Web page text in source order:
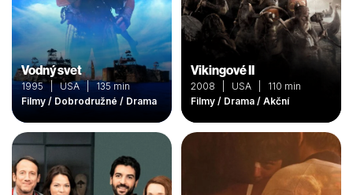
Vodný svet
1995 | USA | 135 min
Filmy / Dobrodružné / Drama
Vikingové II
2008 | USA | 110 min
Filmy / Drama / Akční